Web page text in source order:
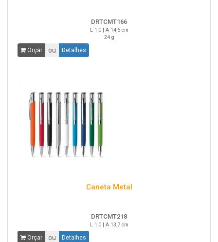
DRTCMT166
L 1,0 | A 14,5 cm
24 g
Orçar ou Detalhes
Caneta Metal
DRTCMT218
L 1,0 | A 13,7 cm
Orçar ou Detalhes